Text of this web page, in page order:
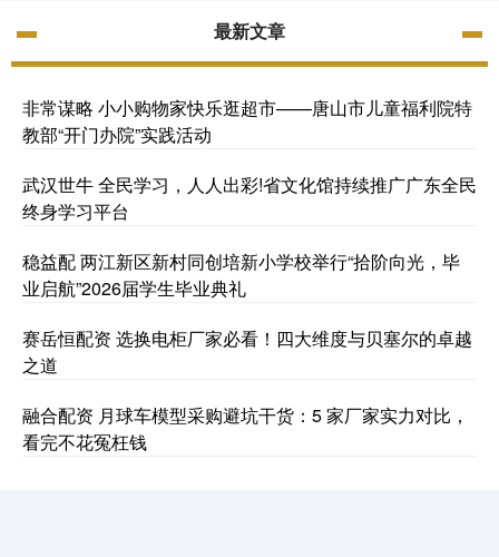
最新文章
非常谋略 小小购物家快乐逛超市——唐山市儿童福利院特
教部“开门办院”实践活动
武汉世牛 全民学习，人人出彩!省文化馆持续推广广东全民
终身学习平台
稳益配 两江新区新村同创培新小学校举行“拾阶向光，毕
业启航”2026届学生毕业典礼
赛岳恒配资 选换电柜厂家必看！四大维度与贝塞尔的卓越
之道
融合配资 月球车模型采购避坑干货：5 家厂家实力对比，
看完不花冤枉钱